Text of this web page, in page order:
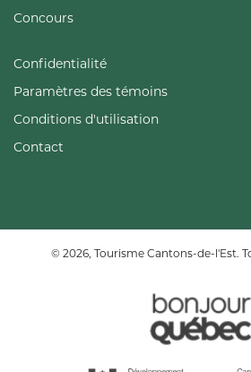
Concours
Confidentialité
Paramètres des témoins
Conditions d'utilisation
Contact
© 2026, Tourisme Cantons-de-l'Est.